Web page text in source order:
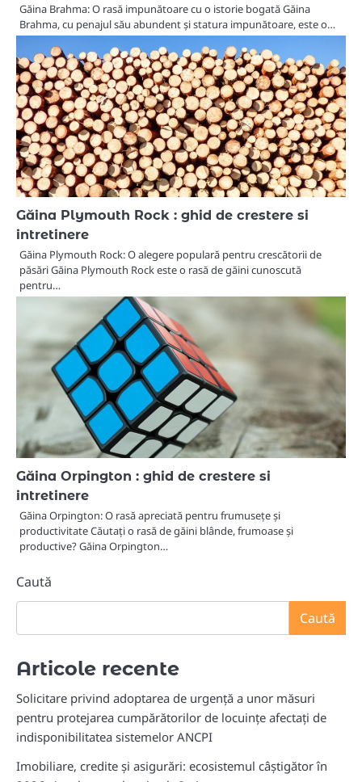
Găina Brahma: O rasă impunătoare cu o istorie bogată Găina
Brahma, cu penajul său abundent și statura impunătoare, este o…
Găina Plymouth Rock : ghid de crestere si
intretinere
Găina Plymouth Rock: O alegere populară pentru crescătorii de
păsări Găina Plymouth Rock este o rasă de găini cunoscută
pentru…
Găina Orpington : ghid de crestere si
intretinere
Găina Orpington: O rasă apreciată pentru frumusețe și
productivitate Căutați o rasă de găini blânde, frumoase și
productive? Găina Orpington…
Caută
Caută
Articole recente
Solicitare privind adoptarea de urgență a unor măsuri
pentru protejarea cumpărătorilor de locuințe afectați de
indisponibilitatea sistemelor ANCPI
Imobiliare, credite și asigurări: ecosistemul câștigător în